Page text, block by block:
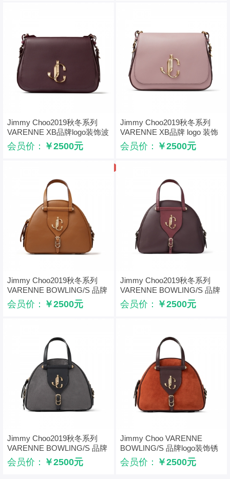
Jimmy Choo2019秋冬系列
VARENNE XB品牌logo装饰波
尔多酒红色牛皮单肩包
会员价： ￥2500元
Jimmy Choo2019秋冬系列
VARENNE XB品牌 logo 装饰
淡紫色牛皮单肩包
会员价： ￥2500元
Jimmy Choo2019秋冬系列
VARENNE BOWLING/S 品牌
logo装饰黄棕色麂皮拼植鞣皮
保龄球包
会员价： ￥2500元
Jimmy Choo2019秋冬系列
VARENNE BOWLING/S 品牌
logo装饰波尔多酒红色麂皮拼
植鞣皮保龄球包
会员价： ￥2500元
Jimmy Choo2019秋冬系列
VARENNE BOWLING/S 品牌
logo装饰暮色麂皮拼黑色植鞣
皮保龄球包
会员价： ￥2500元
Jimmy Choo VARENNE
BOWLING/S 品牌logo装饰锈
红色麂皮拼紫色植鞣皮保龄球
包
会员价： ￥2500元